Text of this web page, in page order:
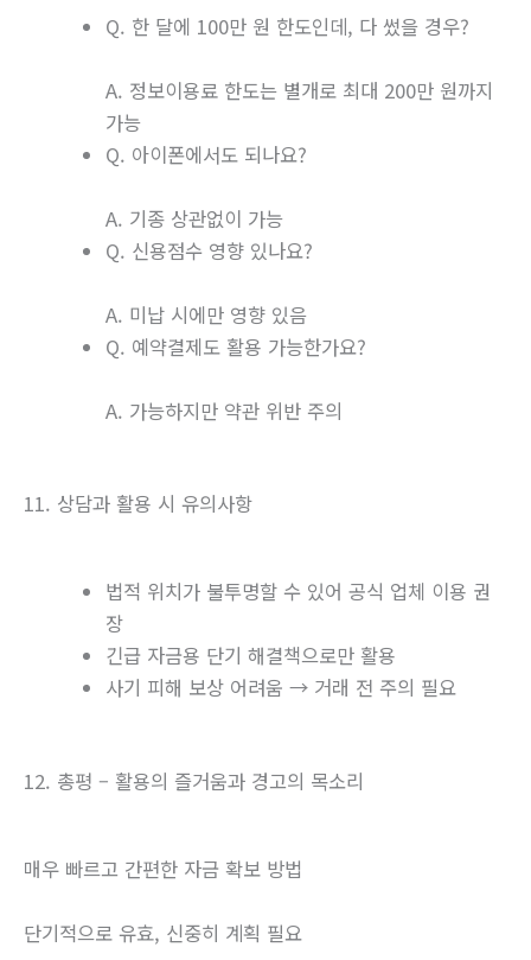
Q. 한 달에 100만 원 한도인데, 다 썼을 경우?
A. 정보이용료 한도는 별개로 최대 200만 원까지
가능
Q. 아이폰에서도 되나요?
A. 기종 상관없이 가능
Q. 신용점수 영향 있나요?
A. 미납 시에만 영향 있음
Q. 예약결제도 활용 가능한가요?
A. 가능하지만 약관 위반 주의
11. 상담과 활용 시 유의사항
법적 위치가 불투명할 수 있어 공식 업체 이용 권
장
긴급 자금용 단기 해결책으로만 활용
사기 피해 보상 어려움 → 거래 전 주의 필요
12. 총평 – 활용의 즐거움과 경고의 목소리
매우 빠르고 간편한 자금 확보 방법
단기적으로 유효, 신중히 계획 필요